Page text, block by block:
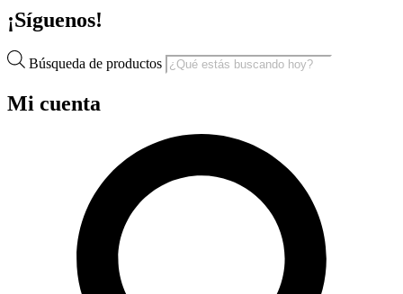
¡Síguenos!
Búsqueda de productos
Mi cuenta